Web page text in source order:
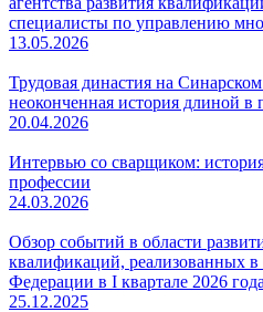
специалисты по управлению
13.05.2026
Трудовая династия на
неоконченная история длиной в
20.04.2026
Интервью со сварщиком:
профессии
24.03.2026
Обзор событий в области
квалификаций, реализованных в
Федерации в I квартале 2026 года
25.12.2025